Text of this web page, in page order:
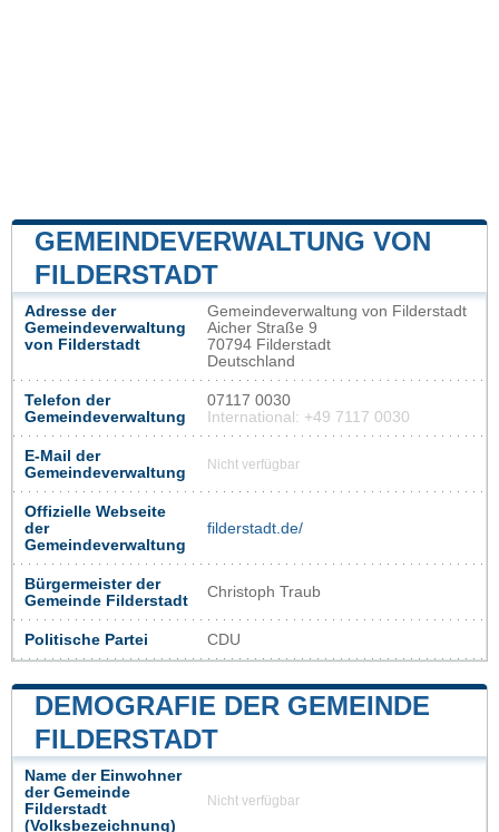
GEMEINDEVERWALTUNG VON
FILDERSTADT
Adresse der
Gemeindeverwaltung
von Filderstadt
Gemeindeverwaltung von Filderstadt
Aicher Straße 9
70794 Filderstadt
Deutschland
Telefon der
Gemeindeverwaltung
07117 0030
International: +49 7117 0030
E-Mail der
Gemeindeverwaltung
Nicht verfügbar
Offizielle Webseite
der
Gemeindeverwaltung
filderstadt.de/
Bürgermeister der
Gemeinde Filderstadt
Christoph Traub
Politische Partei CDU
DEMOGRAFIE DER GEMEINDE
FILDERSTADT
Name der Einwohner
der Gemeinde
Filderstadt
(Volksbezeichnung)
Nicht verfügbar